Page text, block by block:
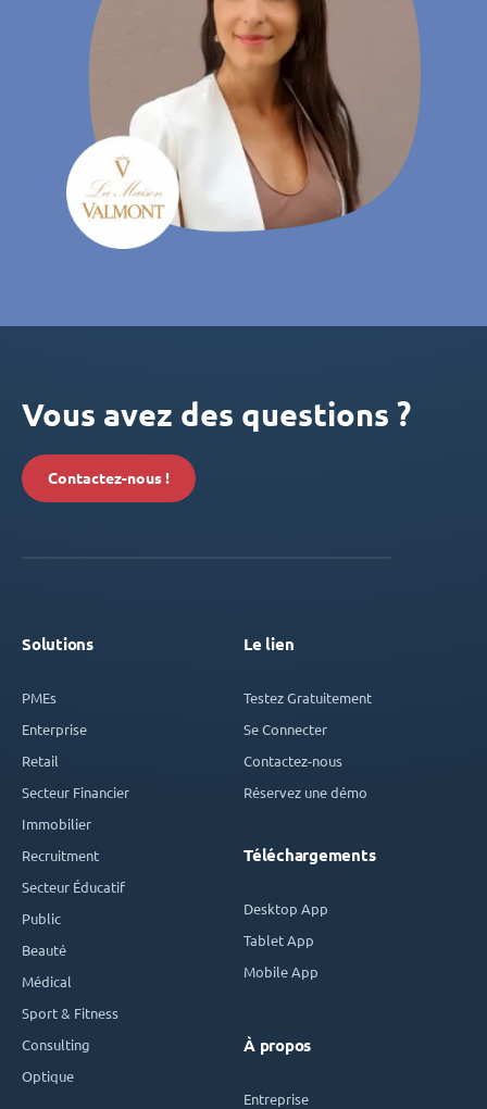
Vous avez des questions ?
Contactez-nous !
Solutions
PMEs
Enterprise
Retail
Secteur Financier
Immobilier
Recruitment
Secteur Éducatif
Public
Beauté
Médical
Sport & Fitness
Consulting
Optique
Le lien
Testez Gratuitement
Se Connecter
Contactez-nous
Réservez une démo
Téléchargements
Desktop App
Tablet App
Mobile App
À propos
Entreprise